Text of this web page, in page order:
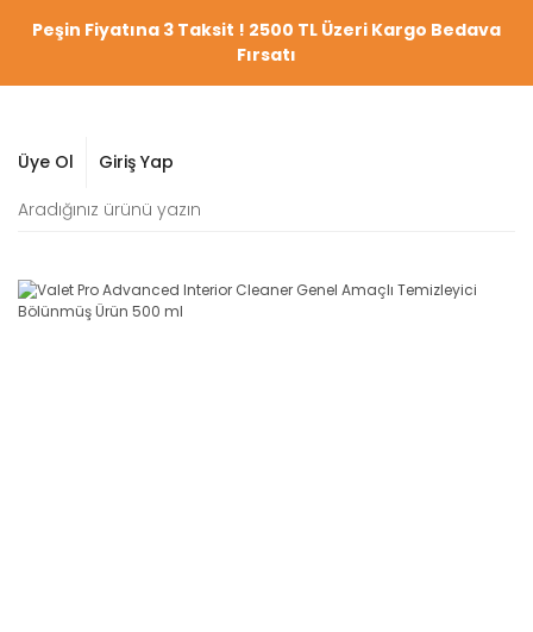
Peşin Fiyatına 3 Taksit ! 2500 TL Üzeri Kargo Bedava
Fırsatı
Üye Ol Giriş Yap